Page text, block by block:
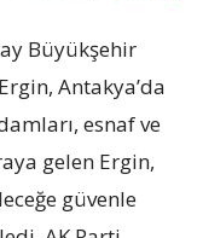
Büyükşehir
Antakya’da
esnaf ve
gelen Ergin,
güvenle